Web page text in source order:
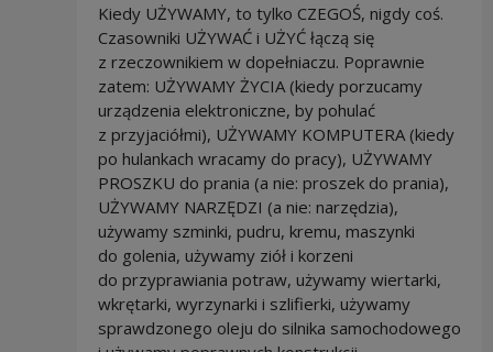
Kiedy UŻYWAMY, to tylko CZEGOŚ, nigdy coś.
Czasowniki UŻYWAĆ i UŻYĆ łączą się
z rzeczownikiem w dopełniaczu. Poprawnie
zatem: UŻYWAMY ŻYCIA (kiedy porzucamy
urządzenia elektroniczne, by pohulać
z przyjaciółmi), UŻYWAMY KOMPUTERA (kiedy
po hulankach wracamy do pracy), UŻYWAMY
PROSZKU do prania (a nie: proszek do prania),
UŻYWAMY NARZĘDZI (a nie: narzędzia),
używamy szminki, pudru, kremu, maszynki
do golenia, używamy ziół i korzeni
do przyprawiania potraw, używamy wiertarki,
wkrętarki, wyrzynarki i szlifierki, używamy
sprawdzonego oleju do silnika samochodowego